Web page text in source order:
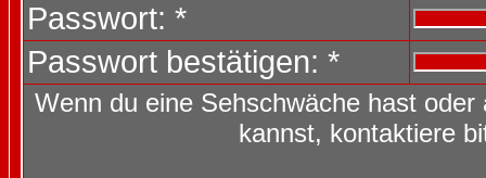
Passwort: *
Passwort bestätigen: *
Wenn du eine Sehschwäche hast
kannst, kontaktiere